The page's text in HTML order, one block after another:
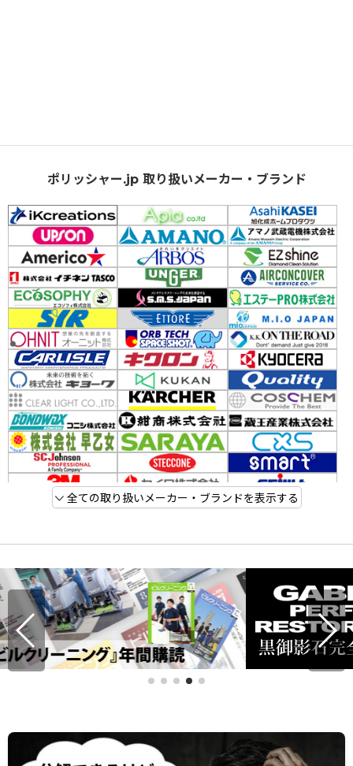
ポリッシャー.jp 取り扱いメーカー・ブランド
全ての取り扱いメーカー・ブランドを表示する